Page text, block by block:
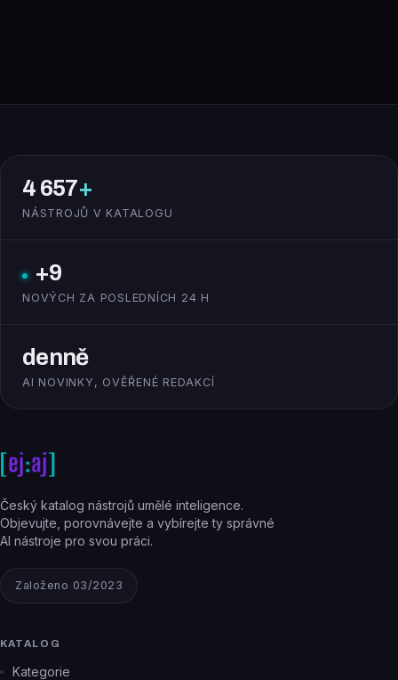
4 657+
NÁSTROJŮ V KATALOGU
+9
NOVÝCH ZA POSLEDNÍCH 24 H
denně
AI NOVINKY, OVĚŘENÉ REDAKCÍ
Český katalog nástrojů umělé inteligence.
Objevujte, porovnávejte a vybírejte ty správné
AI nástroje pro svou práci.
Založeno 03/2023
KATALOG
Kategorie